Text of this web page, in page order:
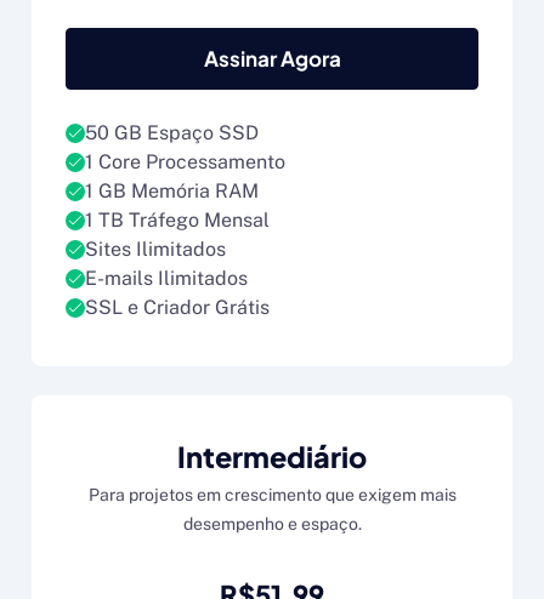
Assinar Agora
50 GB Espaço SSD
1 Core Processamento
1 GB Memória RAM
1 TB Tráfego Mensal
Sites Ilimitados
E-mails Ilimitados
SSL e Criador Grátis
Intermediário
Para projetos em crescimento que exigem mais
desempenho e espaço.